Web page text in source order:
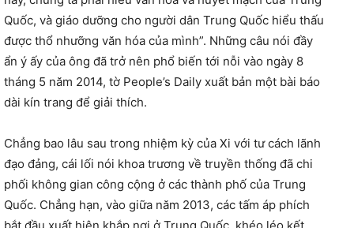
Quốc, và giáo dưỡng cho người dân Trung Quốc hiểu thấu
được thổ nhưỡng văn hóa của mình”. Những câu nói đầy
ẩn ý ấy của ông đã trở nên phổ biến tới nỗi vào ngày 8
tháng 5 năm 2014, tờ People’s Daily xuất bản một bài báo
dài kín trang để giải thích.
Chẳng bao lâu sau trong nhiệm kỳ của Xi với tư cách lãnh
đạo đảng, cái lối nói khoa trương về truyền thống đã chi
phối không gian công cộng ở các thành phố của Trung
Quốc. Chẳng hạn, vào giữa năm 2013, các tấm áp phích